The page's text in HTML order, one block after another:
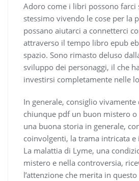
Adoro come i libri possono farci
stessimo vivendo le cose per la
possano aiutarci a connetterci
attraverso il tempo libro epub
spazio. Sono rimasto deluso
sviluppo dei personaggi, il che
investirsi completamente nelle
In generale, consiglio
chiunque pdf un buon mistero
una buona storia in generale,
coinvolgenti, la trama intricata
La malattia di Lyme, una
mistero e nella controversia,
l’attenzione che merita in